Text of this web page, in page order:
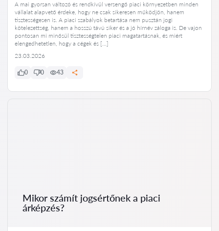
A mai gyorsan változó és rendkívül versengő piaci környezetben minden
vállalat alapvető érdeke, hogy ne csak sikeresen működjön, hanem
tisztességesen is. A piaci szabályok betartása nem pusztán jogi
kötelezettség, hanem a hosszú távú siker és a jó hírnév záloga is. De vajon
pontosan mi minősül tisztességtelen piaci magatartásnak, és miért
elengedhetetlen, hogy a cégek és […]
23.03.2026
0 0 43
Mikor számít jogsértőnek a piaci
árképzés?